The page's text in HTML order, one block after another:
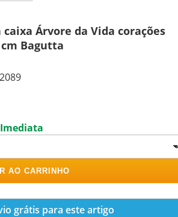
Árvore da Vida corações
Bagutta
AO CARRINHO
grátis para este artigo